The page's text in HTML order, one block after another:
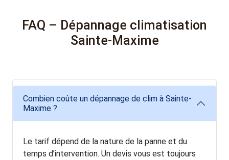
FAQ – Dépannage climatisation
Sainte-Maxime
Combien coûte un dépannage de clim à Sainte-
Maxime ?
Le tarif dépend de la nature de la panne et du
temps d’intervention. Un devis vous est toujours